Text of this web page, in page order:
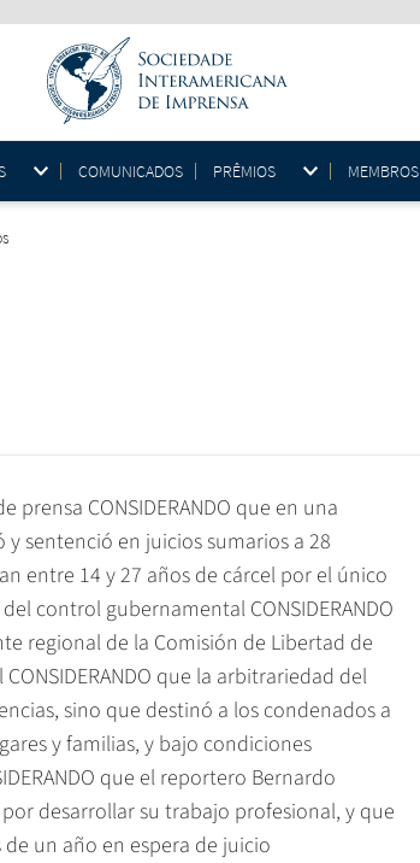
COMUNICADOS PRÊMIOS MEMBROS
prensa CONSIDERANDO que en una
sentenció en juicios sumarios a 28
entre 14 y 27 años de cárcel por el único
control gubernamental CONSIDERANDO
regional de la Comisión de Libertad de
que la arbitrariedad del
sino que destinó a los condenados a
y familias, y bajo condiciones
que el reportero Bernardo
desarrollar su trabajo profesional, y que
un año en espera de juicio